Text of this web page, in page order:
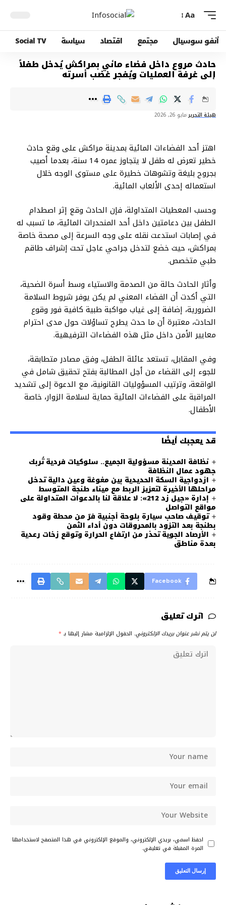
Aa
أنفو سوسيال مجتمع اقتصاد سياسة Social TV
حادث مروع داخل فضاء مائي بمراكش يُدخل طفلاً
إلى غرفة العمليات ويُفجر غضب أسرته
هيئة التحرير مايو 26, 2026
اهتز أحد الفضاءات المائية بمدينة مراكش على وقع حادث
خطير تعرض له طفل لا يتجاوز عمره 14 سنة، بعدما أصيب
بجروح بليغة وتشوهات خطيرة على مستوى الوجه خلال
استعماله إحدى الألعاب المائية.
وحسب المعطيات المتداولة، فإن الحادث وقع إثر اصطدام
الطفل بين دعامتين داخل أحد المنحدرات المائية، ما تسبب له
في إصابات استدعت نقله على وجه السرعة إلى مصحة خاصة
بمراكش، حيث خضع لتدخل جراحي عاجل تحت إشراف طاقم
طبي متخصص.
وأثار الحادث حالة من الصدمة والاستياء وسط أسرة الضحية،
التي أكدت أن الفضاء المعني لم يكن يوفر شروط السلامة
الضرورية، إضافة إلى غياب مواكبة طبية كافية فور وقوع
الحادث، معتبرة أن ما حدث يطرح تساؤلات حول مدى احترام
معايير الأمن داخل مثل هذه الفضاءات الترفيهية.
وفي المقابل، تستعد عائلة الطفل، وفق مصادر متطابقة،
للجوء إلى القضاء من أجل المطالبة بفتح تحقيق شامل في
الواقعة، وترتيب المسؤوليات القانونية، مع الدعوة إلى تشديد
المراقبة على الفضاءات المائية حماية لسلامة الزوار، خاصة
الأطفال.
قد يعجبك أيضًا
نظافة المدينة مسؤولية الجميع.. سلوكيات فردية تُربك
جهود عمال النظافة
ازدواجية السكة الحديدية بين مغوغة وعين دالية تدخل
مراحلها الأخيرة لتعزيز الربط مع ميناء طنجة المتوسط
إدارة «جيل زد 212»: لا علاقة لنا بالدعوات المتداولة على
مواقع التواصل
توقيف صاحب سيارة بلوحة أجنبية فرّ من محطة وقود
بطنجة بعد التزود بالمحروقات دون أداء الثمن
الأرصاد الجوية تحذر من ارتفاع الحرارة وتوقع زخات رعدية
بعدة مناطق
Facebook
اترك تعليق
لن يتم نشر عنوان بريدك الإلكتروني. الحقول الإلزامية مشار إليها بـ *
احفظ اسمي، بريدي الإلكتروني، والموقع الإلكتروني في هذا المتصفح لاستخدامها
المرة المقبلة في تعليقي.